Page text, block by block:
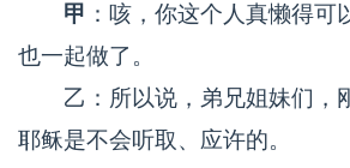
甲 ：咳，你这个人真懒得可
也一起做了。
乙：所以说，弟兄姐妹们，刚
耶稣是不会听取、应许的。